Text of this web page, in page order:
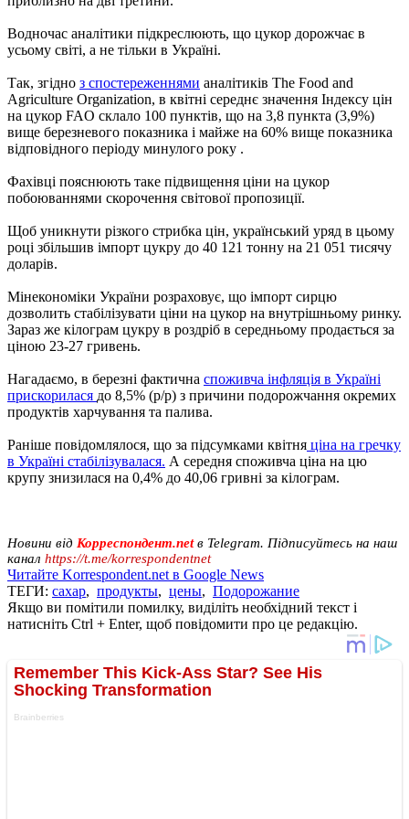
Водночас аналітики підкреслюють, що цукор дорожчає в
усьому світі, а не тільки в Україні.
Так, згідно з спостереженнями аналітиків The Food and
Agriculture Organization, в квітні середнє значення Індексу цін
на цукор FAO склало 100 пунктів, що на 3,8 пункта (3,9%)
вище березневого показника і майже на 60% вище показника
відповідного періоду минулого року .
Фахівці пояснюють таке підвищення ціни на цукор
побоюваннями скорочення світової пропозиції.
Щоб уникнути різкого стрибка цін, український уряд в цьому
році збільшив імпорт цукру до 40 121 тонну на 21 051 тисячу
доларів.
Мінекономіки України розраховує, що імпорт сирцю
дозволить стабілізувати ціни на цукор на внутрішньому ринку.
Зараз же кілограм цукру в роздріб в середньому продається за
ціною 23-27 гривень.
Нагадаємо, в березні фактична споживча інфляція в Україні
прискорилася до 8,5% (р/р) з причини подорожчання окремих
продуктів харчування та палива.
Раніше повідомлялося, що за підсумками квітня ціна на гречку
в Україні стабілізувалася. А середня споживча ціна на цю
крупу знизилася на 0,4% до 40,06 гривні за кілограм.
Новини від Корреспондент.netв Telegram. Підписуйтесь на наш
канал https://t.me/korrespondentnet
Читайте Korrespondent.net в Google News
ТЕГИ: сахар, продукты, цены, Подорожание
Якщо ви помітили помилку, виділіть необхідний текст і
натисніть Ctrl + Enter, щоб повідомити про це редакцію.